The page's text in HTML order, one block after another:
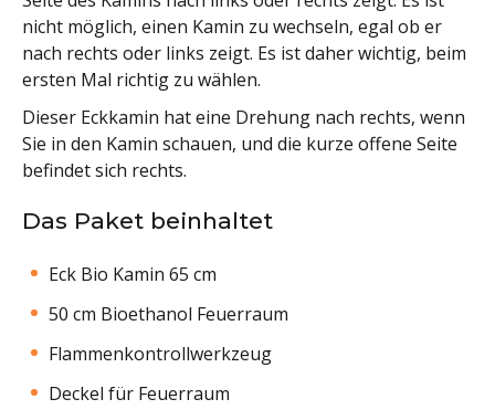
nicht möglich, einen Kamin zu wechseln, egal ob er
nach rechts oder links zeigt. Es ist daher wichtig, beim
ersten Mal richtig zu wählen.
Dieser Eckkamin hat eine Drehung nach rechts, wenn
Sie in den Kamin schauen, und die kurze offene Seite
befindet sich rechts.
Das Paket beinhaltet
Eck Bio Kamin 65 cm
50 cm Bioethanol Feuerraum
Flammenkontrollwerkzeug
Deckel für Feuerraum